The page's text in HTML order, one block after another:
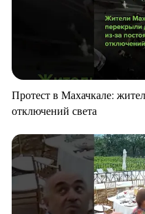
Протест в Махачкале:
отключений света